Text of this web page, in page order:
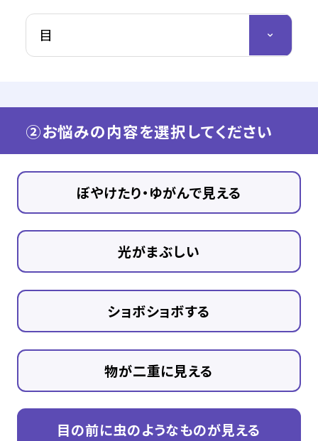
目
②お悩みの内容を選択してください
ぼやけたり・ゆがんで見える
光がまぶしい
ショボショボする
物が二重に見える
目の前に虫のようなものが見える